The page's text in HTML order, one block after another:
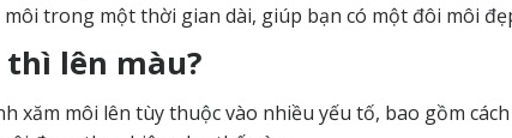
trong một thời gian dài, giúp bạn có một đôi môi
lên màu?
xăm môi lên tùy thuộc vào nhiều yếu tố, bao gồm